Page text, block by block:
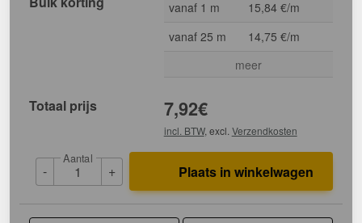
vanaf 1 m
15,84 €/m
vanaf 25 m
14,75 €/m
meer
Totaal prijs 7,92€
incl. BTW, excl. Verzendkosten
-
Aantal
+ Plaats in winkelwagen